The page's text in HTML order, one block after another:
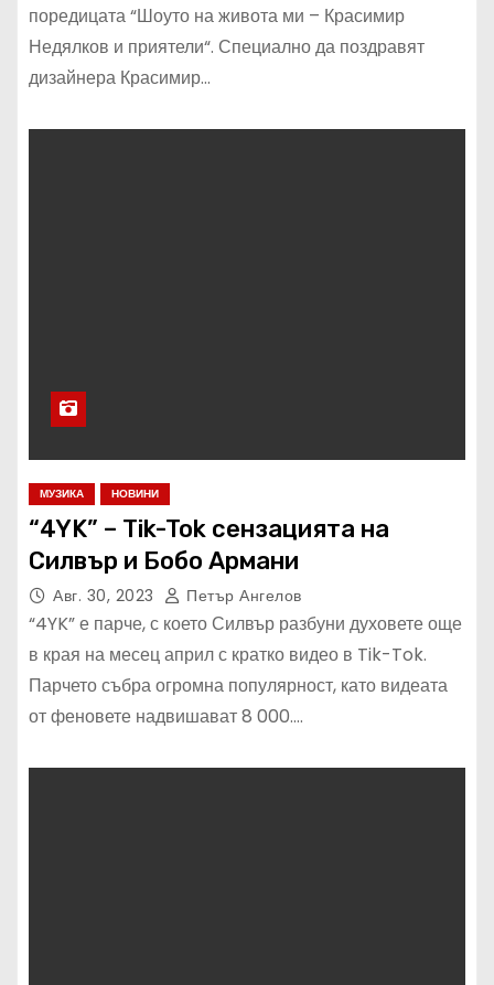
поредицата “Шоуто на живота ми – Красимир
Недялков и приятели“. Специално да поздравят
дизайнера Красимир…
МУЗИКА НОВИНИ
“4YK” – Tik-Tok сензацията на
Силвър и Бобо Армани
Авг. 30, 2023 Петър Ангелов
“4YK” е парче, с което Силвър разбуни духовете още
в края на месец април с кратко видео в Tik-Tok.
Парчето събра огромна популярност, като видеата
от феновете надвишават 8 000.…